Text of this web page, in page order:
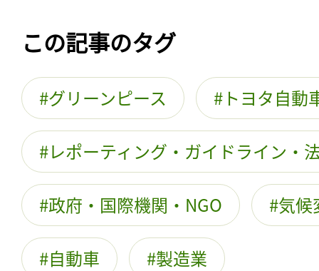
この記事のタグ
グリーンピース トヨタ自動
レポーティング・ガイドライン・
政府・国際機関・NGO 気候
自動車 製造業